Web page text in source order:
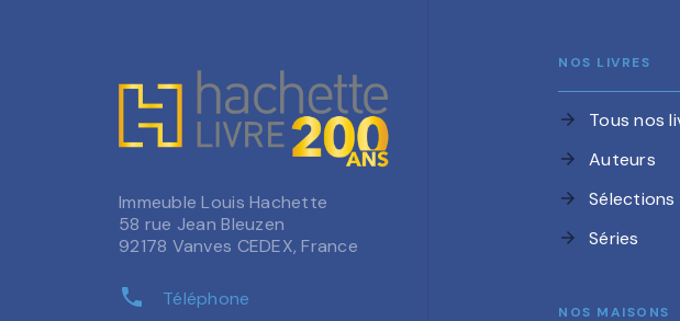
Immeuble Louis Hachette
58 rue Jean Bleuzen
92178 Vanves CEDEX, France
phone Téléphone
NOS LIVRES
arrow_forward Tous nos
arrow_forward Auteurs
arrow_forward Sélections
arrow_forward Séries
NOS MAISONS